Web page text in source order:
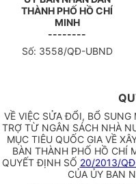
THÀNH PHỐ HỒ CHÍ
MINH
--------
Số: 3558/QĐ-UBND
VỀ VIỆC SỬA ĐỔI, BỔ
TRỢ TỪ NGÂN SÁCH NHÀ
MỤC TIÊU QUỐC GIA VỀ
BÀN THÀNH PHỐ HỒ CHÍ
QUYẾT ĐỊNH SỐ 20/2013/
CỦA ỦY BAN